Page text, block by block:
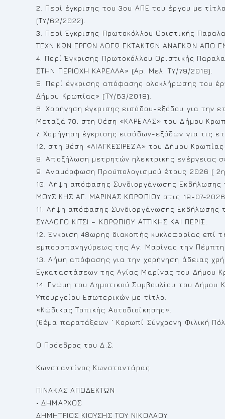
2. Περί έγκρισης του 3ου ΑΠΕ του έργου με
(ΤΥ/62/2022).
3. Περί Έγκρισης Πρωτοκόλλου Οριστικής
ΤΕΧΝΙΚΩΝ ΕΡΓΩΝ ΛΟΓΩ ΕΚΤΑΚΤΩΝ ΑΝΑΓΚΩΝ ΑΠΟ
4. Περί Έγκρισης Πρωτοκόλλου Οριστικής
ΣΤΗΝ ΠΕΡΙΟΧΗ ΚΑΡΕΛΛΑ» (Αρ. Μελ. ΤΥ/79/2018).
5. Περί έγκρισης απόφασης ολοκλήρωσης του
Δήμου Κρωπίας» (ΤΥ/63/2018).
6. Χορήγηση έγκρισης εισόδου-εξόδου για την
Μεταξά 70, στη θέση «ΚΑΡΕΛΑΣ» του Δήμου
7. Χορήγηση έγκρισης εισόδων-εξόδων για τις
12, στη θέση «ΛΙΑΓΚΕΣΙΡΕΖΑ» του Δήμου Κρωπίας.
8. Αποξήλωση μετρητών ηλεκτρικής ενέργειας
9. Αναμόρφωση Προϋπολογισμού έτους 2026 (
10. Λήψη απόφασης Συνδιοργάνωσης
ΜΟΥΣΙΚΗΣ ΑΓ. ΜΑΡΙΝΑΣ ΚΟΡΩΠΙΟΥ στις 19-07-2026.
11. Λήψη απόφασης Συνδιοργάνωσης Εκδήλωσης
ΣΥΛΛΟΓΟ ΚΙΤΣΙ – ΚΟΡΩΠΙΟΥ ΑΤΤΙΚΗΣ ΚΑΙ ΠΕΡΙΞ.
12. Έγκριση 48ωρης διακοπής κυκλοφορίας
εμποροπανηγύρεως της Αγ. Μαρίνας την Πέμπτη
13. Λήψη απόφασης για την χορήγηση άδειας
Εγκαταστάσεων της Αγίας Μαρίνας του Δήμου
14. Γνώμη του Δημοτικού Συμβουλίου του
Υπουργείου Εσωτερικών με τίτλο:
«Κώδικας Τοπικής Αυτοδιοίκησης».
(θέμα παρατάξεων ‘ Κορωπί Σύγχρονη Φιλική
Ο Πρόεδρος του Δ.Σ.
Κωνσταντίνος Κωνσταντάρας
ΠΙΝΑΚΑΣ ΑΠΟΔΕΚΤΩΝ
• ΔΗΜΑΡΧΟΣ
ΔΗΜΗΤΡΙΟΣ ΚΙΟΥΣΗΣ ΤΟΥ ΝΙΚΟΛΑΟΥ